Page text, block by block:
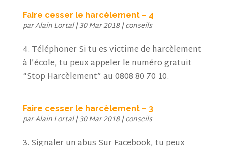
Faire cesser le harcèlement – 4
parAlain Lortal|30 Mar 2018|conseils
4. Téléphoner Si tu es victime de harcèlement
à l’école, tu peux appeler le numéro gratuit
“Stop Harcèlement” au 0808 80 70 10.
Faire cesser le harcèlement – 3
parAlain Lortal|30 Mar 2018|conseils